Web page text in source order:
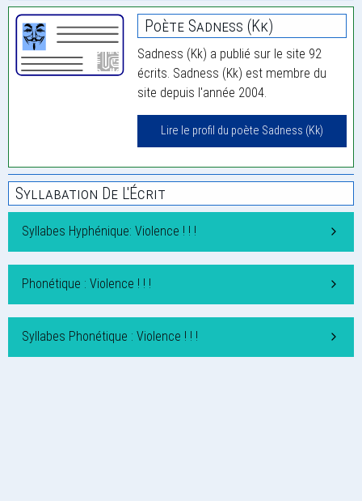
Poète Sadness (Kk)
Sadness (Kk) a publié sur le site 92
écrits. Sadness (Kk) est membre du
site depuis l'année 2004.
Lire le profil du poète Sadness (Kk)
Syllabation De L'Écrit
Syllabes Hyphénique: Violence ! ! !
Phonétique : Violence ! ! !
Syllabes Phonétique : Violence ! ! !